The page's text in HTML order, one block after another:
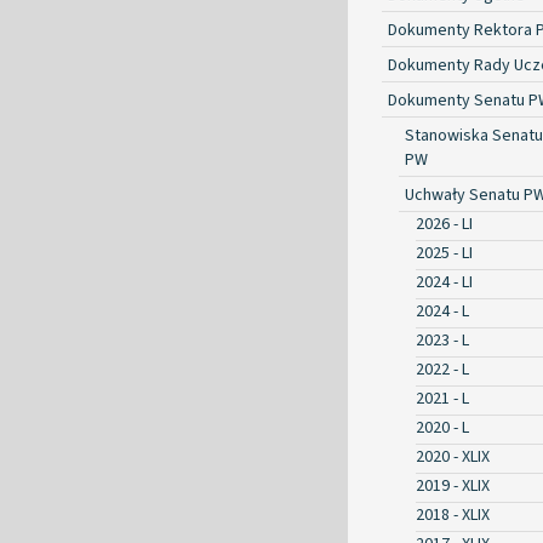
Dokumenty Rektora
Dokumenty Rady
Dokumenty Senatu
Stanowiska Senatu
PW
Uchwały Senatu
2026 - LI
2025 - LI
2024 - LI
2024 - L
2023 - L
2022 - L
2021 - L
2020 - L
2020 - XLIX
2019 - XLIX
2018 - XLIX